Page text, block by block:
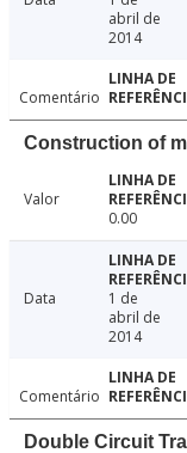
abril de
2014
Comentário
Construction of
Valor
0.00
Data
1 de
abril de
2014
Comentário
Double Circuit